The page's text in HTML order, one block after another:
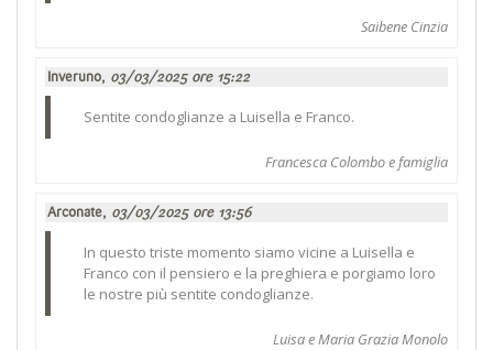
Saibene Cinzia
Inveruno, 03/03/2025 ore 15:22
Sentite condoglianze a Luisella e Franco.
Francesca Colombo e famiglia
Arconate, 03/03/2025 ore 13:56
In questo triste momento siamo vicine a Luisella e
Franco con il pensiero e la preghiera e porgiamo loro
le nostre più sentite condoglianze.
Luisa e Maria Grazia Monolo